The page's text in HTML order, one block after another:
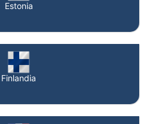
Estonia
Finlandia